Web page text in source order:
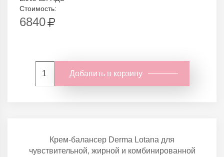
Стоимость:
6840
Добавить в корзину
Крем-балансер Derma Lotana для
чувствительной, жирной и комбинированной